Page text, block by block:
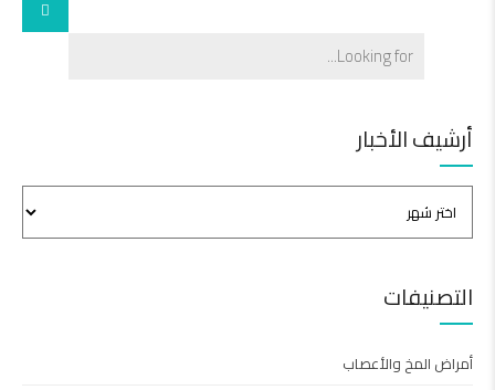
أرشيف الأخبار
التصنيفات
أمراض المخ والأعصاب